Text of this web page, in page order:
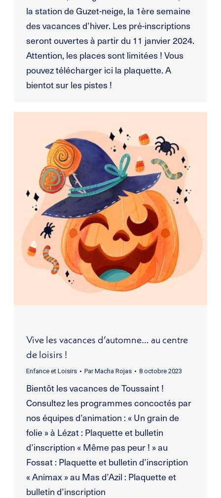
la station de Guzet-neige, la 1ère semaine
des vacances d’hiver. Les pré-inscriptions
seront ouvertes à partir du 11 janvier 2024.
Attention, les places sont limitées ! Vous
pouvez télécharger ici la plaquette. A
bientot sur les pistes !
Vive les vacances d’automne… au centre
de loisirs !
Enfance et Loisirs ParMacha Rojas 8 octobre 2023
Bientôt les vacances de Toussaint !
Consultez les programmes concoctés par
nos équipes d’animation : « Un grain de
folie » à Lézat : Plaquette et bulletin
d’inscription « Même pas peur ! » au
Fossat : Plaquette et bulletin d’inscription
« Animax » au Mas d’Azil : Plaquette et
bulletin d’inscription